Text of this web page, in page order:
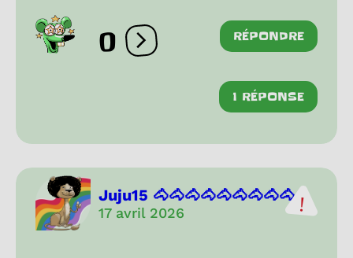
0 Ouvrir les réactions
RÉPONDRE
1 RÉPONSE
Juju15 🐴🐴🐴🐴🐴🐴🐴🐴🐴...
17 avril 2026